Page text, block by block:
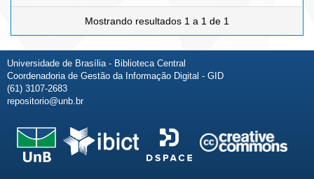
Mostrando resultados 1 a 1 de 1
Universidade de Brasília - Biblioteca Central
Coordenadoria de Gestão da Informação Digital - GID
(61) 3107-2683
repositorio@unb.br